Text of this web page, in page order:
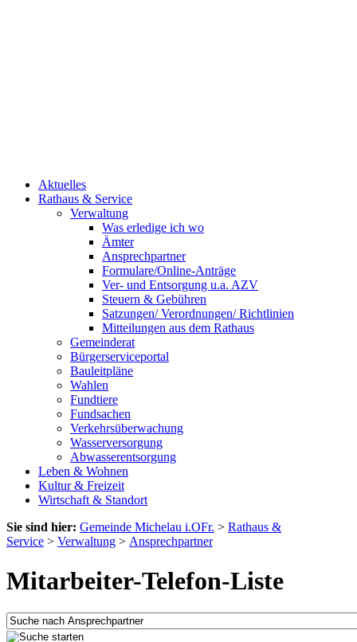
Aktuelles
Rathaus & Service
Verwaltung
Was erledige ich wo
Ämter
Ansprechpartner
Formulare/Online-Anträge
Ver- und Entsorgung u.a. AZV
Steuern & Gebühren
Satzungen/ Verordnungen/ Richtlinien
Mitteilungen aus dem Rathaus
Gemeinderat
Bürgerserviceportal
Bauleitpläne
Wahlen
Fundtiere
Fundsachen
Verkehrsüberwachung
Wasserversorgung
Abwasserentsorgung
Leben & Wohnen
Kultur & Freizeit
Wirtschaft & Standort
Sie sind hier: Gemeinde Michelau i.OFr. > Rathaus &
Service > Verwaltung > Ansprechpartner
Mitarbeiter-Telefon-Liste